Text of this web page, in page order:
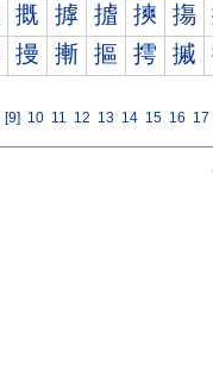
摡 摢 摣 摤 摥
摱 摲 摳 摴 摵
[9] 10 11 12 13 14 15 16 17